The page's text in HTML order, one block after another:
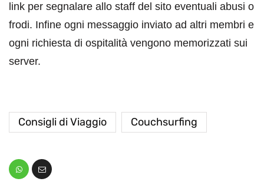
link per segnalare allo staff del sito eventuali abusi o
frodi. Infine ogni messaggio inviato ad altri membri e
ogni richiesta di ospitalità vengono memorizzati sui
server.
Consigli di Viaggio Couchsurfing